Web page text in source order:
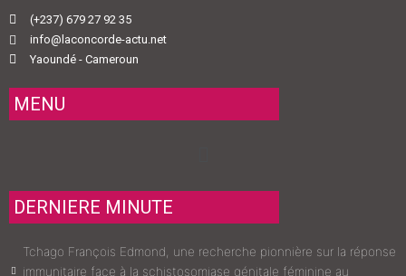
(+237) 679 27 92 35
info@laconcorde-actu.net
Yaoundé - Cameroun
MENU
DERNIERE MINUTE
Tchago François Edmond, une recherche pionnière sur la réponse
immunitaire face à la schistosomiase génitale féminine au